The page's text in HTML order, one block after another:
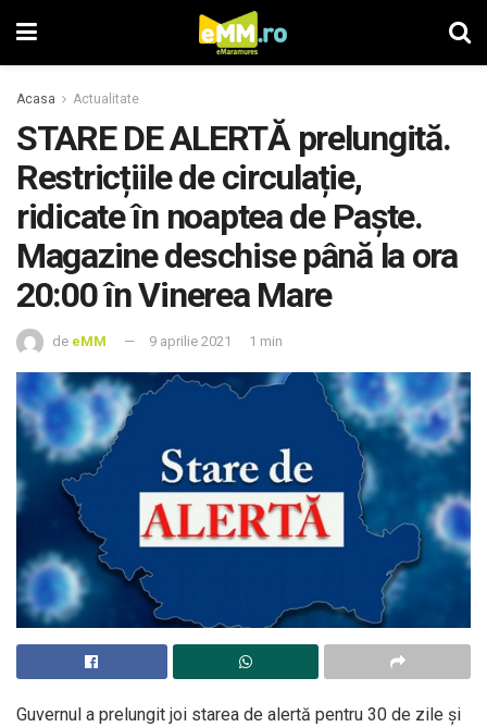
Acasa Actualitate
STARE DE ALERTĂ prelungită.
Restricțiile de circulație,
ridicate în noaptea de Paște.
Magazine deschise până la ora
20:00 în Vinerea Mare
de eMM 9 aprilie 2021 1 min
Guvernul a prelungit joi starea de alertă pentru 30 de zile și